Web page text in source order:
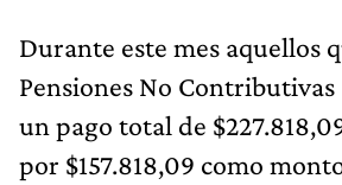
Durante este mes aquellos
Pensiones No
un pago total de
por $157.818,09 como